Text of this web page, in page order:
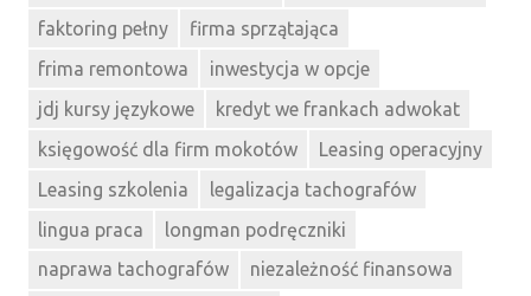
faktoring pełny
firma sprzątająca
frima remontowa
inwestycja w opcje
jdj kursy językowe
kredyt we frankach adwokat
księgowość dla firm mokotów
Leasing operacyjny
Leasing szkolenia
legalizacja tachografów
lingua praca
longman podręczniki
naprawa tachografów
niezależność finansowa